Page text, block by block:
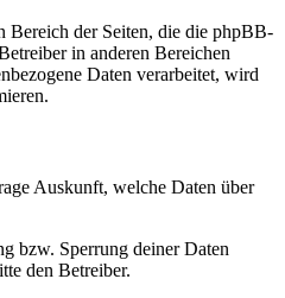
Bereich der Seiten, die die phpBB-
in anderen Bereichen
Daten verarbeitet, wird
Auskunft, welche Daten über
bzw. Sperrung deiner Daten
den Betreiber.